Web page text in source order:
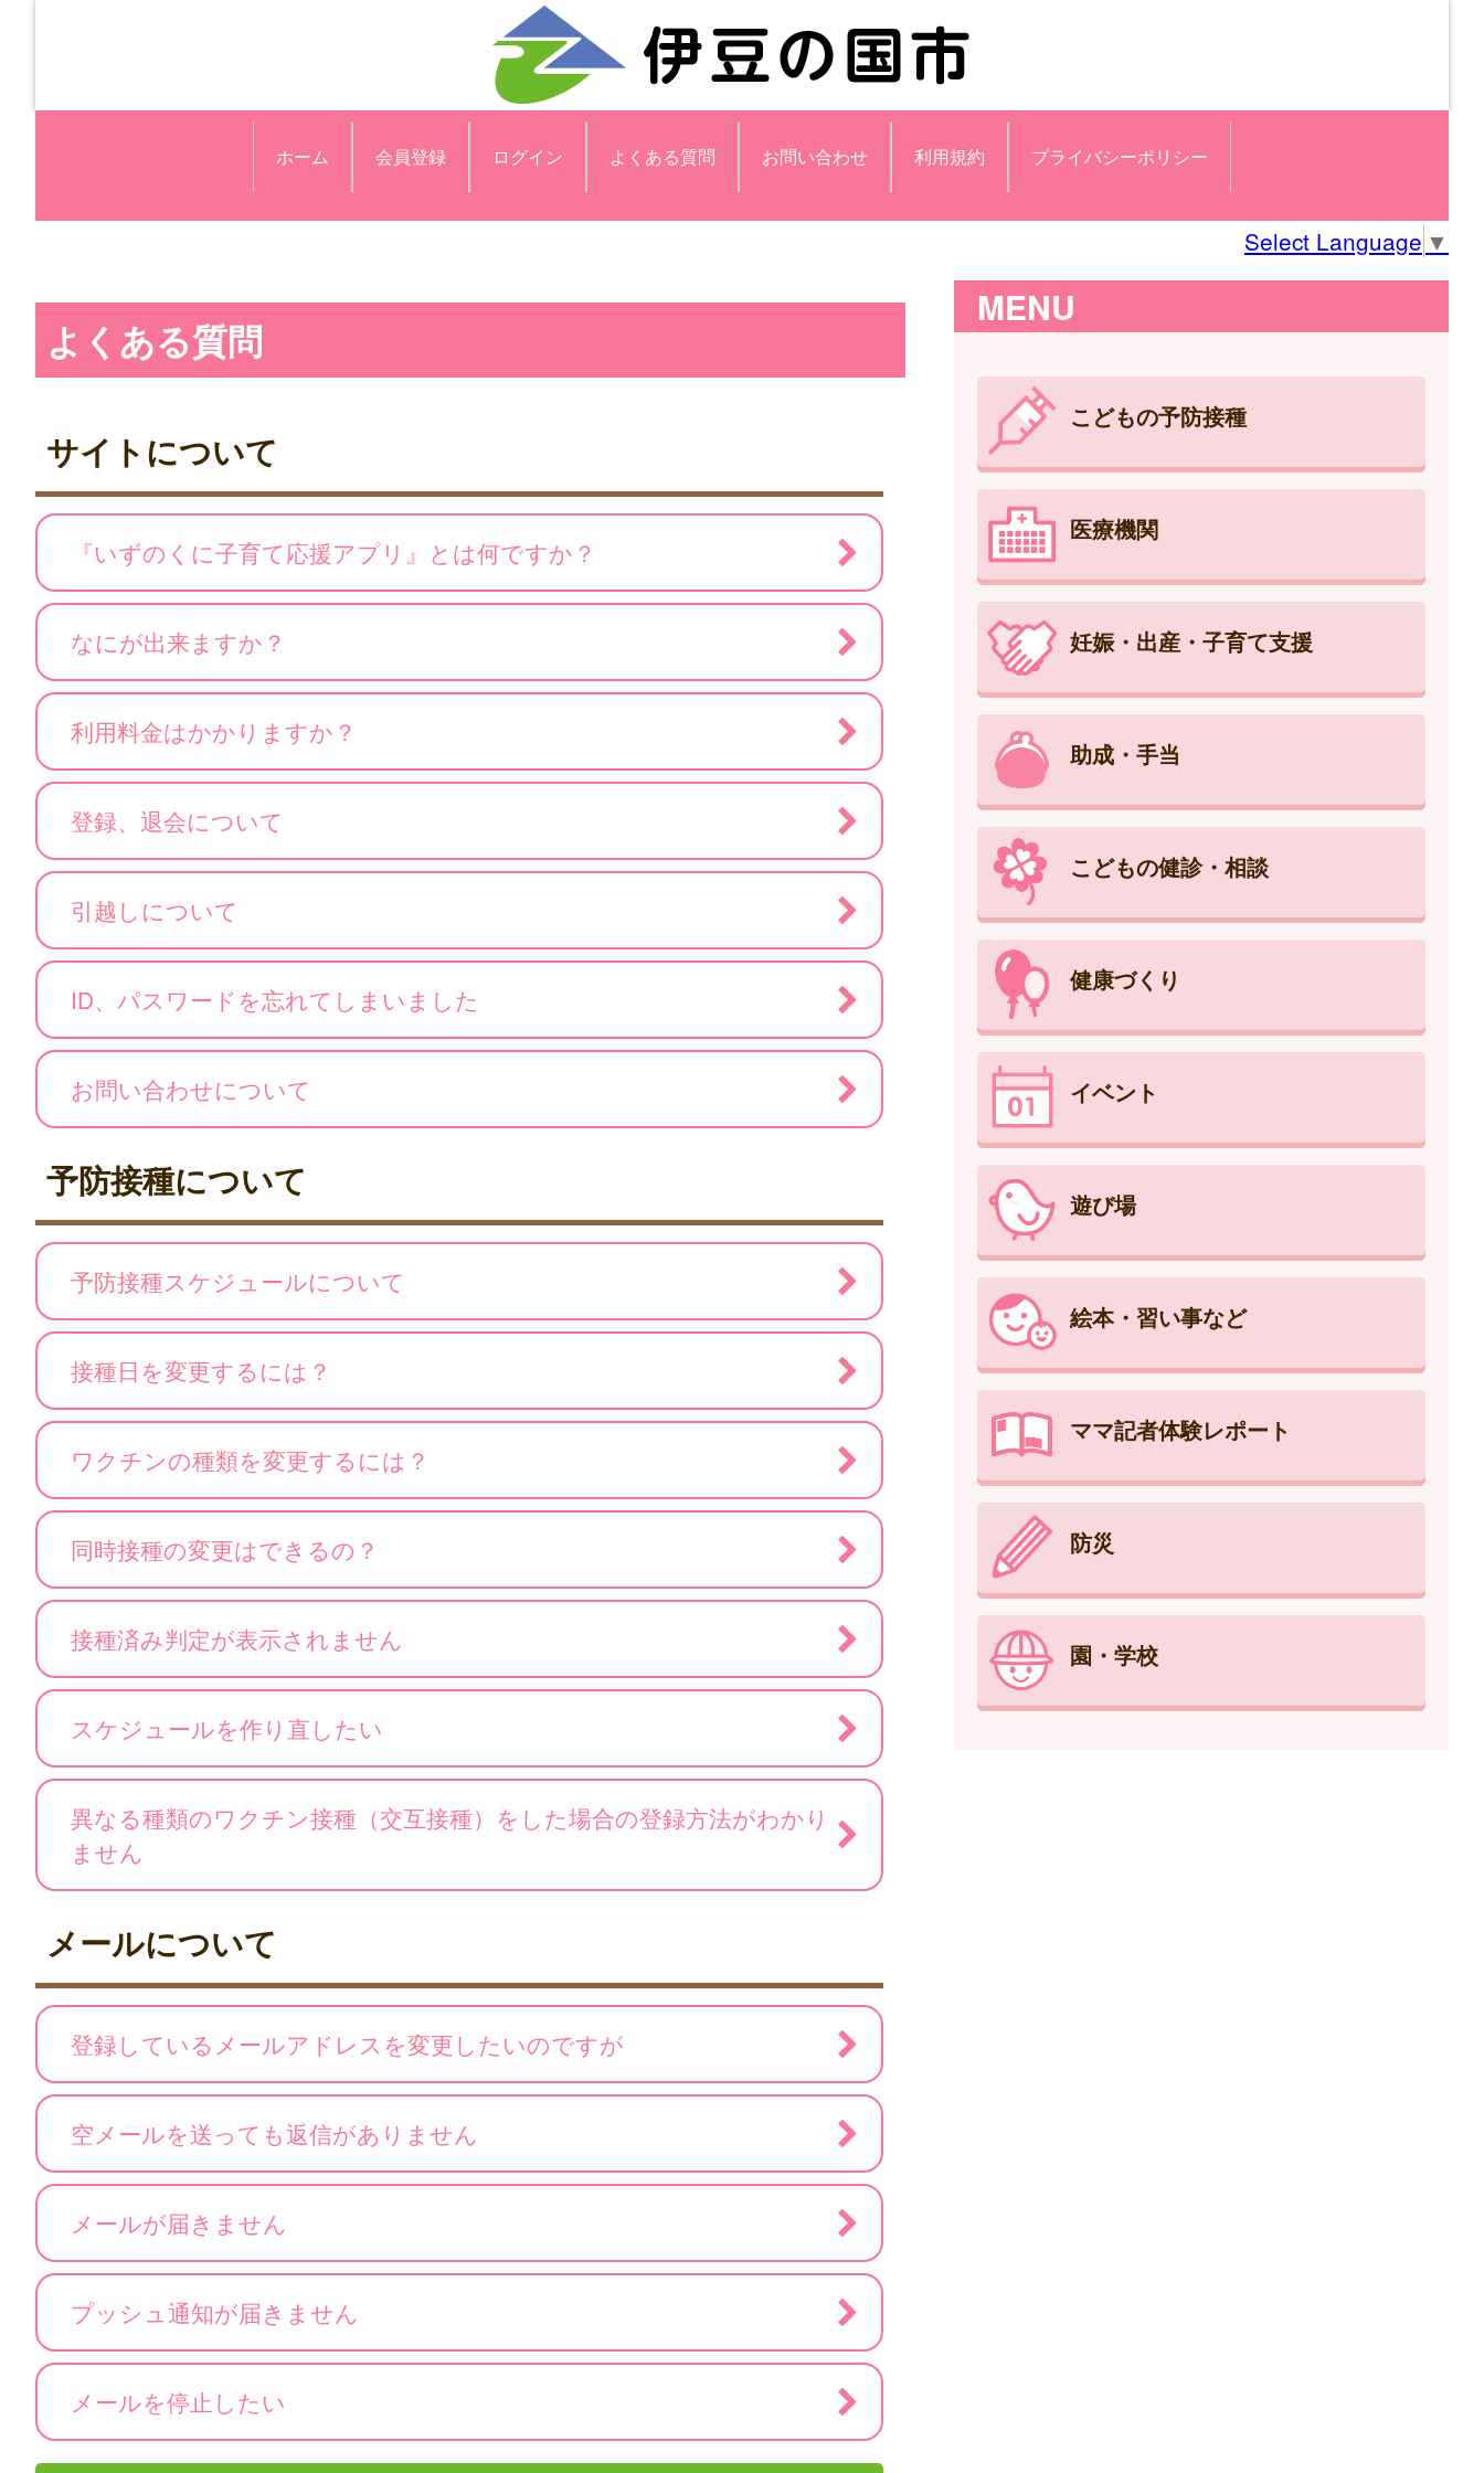
ホーム 会員登録 ログイン よくある質問 お問い合わせ 利用規約 プライバシーポリシー
Select Language ▼
よくある質問
サイトについて
『いずのくに子育て応援アプリ』とは何ですか？
なにが出来ますか？
利用料金はかかりますか？
登録、退会について
引越しについて
ID、パスワードを忘れてしまいました
お問い合わせについて
予防接種について
予防接種スケジュールについて
接種日を変更するには？
ワクチンの種類を変更するには？
同時接種の変更はできるの？
接種済み判定が表示されません
スケジュールを作り直したい
異なる種類のワクチン接種（交互接種）をした場合の登録方法がわかり
ません
メールについて
登録しているメールアドレスを変更したいのですが
空メールを送っても返信がありません
メールが届きません
プッシュ通知が届きません
メールを停止したい
MENU
こどもの予防接種
医療機関
妊娠・出産・子育て支援
助成・手当
こどもの健診・相談
健康づくり
イベント
遊び場
絵本・習い事など
ママ記者体験レポート
防災
園・学校